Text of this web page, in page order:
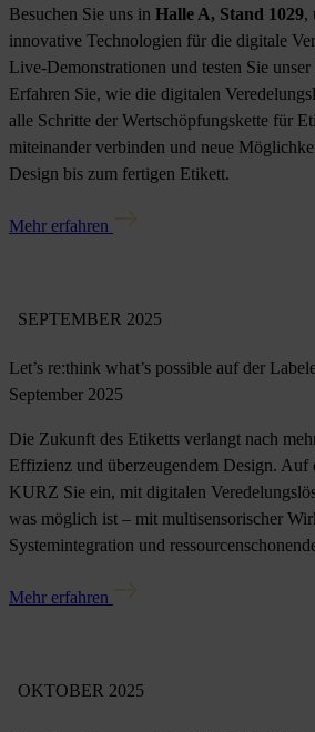
Besuchen Sie uns in Halle A, Stand 1029,
innovative Technologien für die digitale
Live-Demonstrationen und testen Sie unser
Erfahren Sie, wie die digitalen
alle Schritte der Wertschöpfungskette für
miteinander verbinden und neue
Design bis zum fertigen Etikett.
Mehr erfahren
SEPTEMBER 2025
Let’s re:think what’s possible auf der
September 2025
Die Zukunft des Etiketts verlangt nach
Effizienz und überzeugendem Design.
KURZ Sie ein, mit digitalen
was möglich ist – mit multisensorischer
Systemintegration und
Mehr erfahren
OKTOBER 2025